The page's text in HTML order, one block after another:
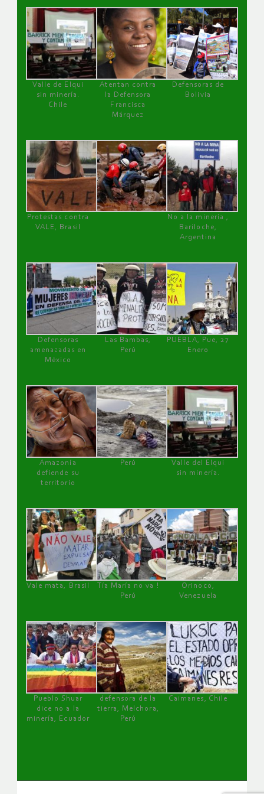
Valle de Elqui
sin minería.
Chile
Atentan contra
la Defensora
Francisca
Márquez
Defensoras de
Bolivia
Protestas contra
VALE, Brasil
No a la minería ,
Bariloche,
Argentina
Defensoras
amenazadas en
México
Las Bambas,
Perú
PUEBLA, Pue, 27
Enero
Amazonía
defiende su
territorio
Perú
Valle del Elqui
sin minería.
Vale mata, Brasil
Tía María no va !
Perú
Orinoco,
Venezuela
Pueblo Shuar
dice no a la
minería, Ecuador
defensora de la
tierra, Melchora,
Perú
Caimanes, Chile